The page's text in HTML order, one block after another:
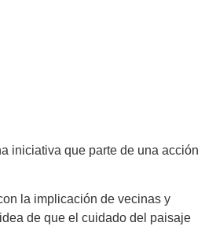
iniciativa que parte de una acción
la implicación de vecinas y
de que el cuidado del paisaje